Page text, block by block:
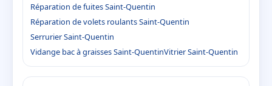
Réparation de fuites Saint-Quentin
Réparation de volets roulants Saint-Quentin
Serrurier Saint-Quentin
Vidange bac à graisses Saint-QuentinVitrier Saint-Quentin